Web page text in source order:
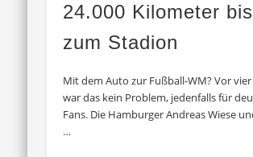
24.000 Kilometer bis
zum Stadion
Mit dem Auto zur Fußball-WM? Vor vier
war das kein Problem, jedenfalls für
Fans. Die Hamburger Andreas Wiese
…